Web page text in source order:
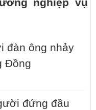
nghiệp vụ
đàn ông nhảy
Đồng
đứng đầu